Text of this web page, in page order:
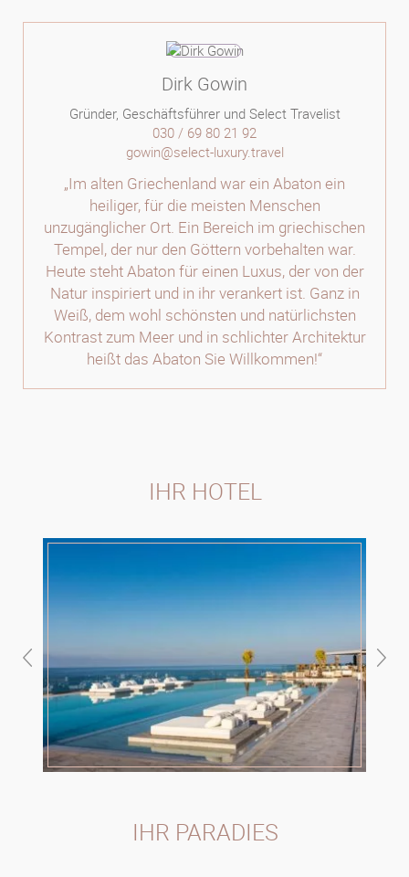
Dirk Gowin
Gründer, Geschäftsführer und Select Travelist
030 / 69 80 21 92
gowin@select-luxury.travel
„Im alten Griechenland war ein Abaton ein
heiliger, für die meisten Menschen
unzugänglicher Ort. Ein Bereich im griechischen
Tempel, der nur den Göttern vorbehalten war.
Heute steht Abaton für einen Luxus, der von der
Natur inspiriert und in ihr verankert ist. Ganz in
Weiß, dem wohl schönsten und natürlichsten
Kontrast zum Meer und in schlichter Architektur
heißt das Abaton Sie Willkommen!“
IHR HOTEL
IHR PARADIES